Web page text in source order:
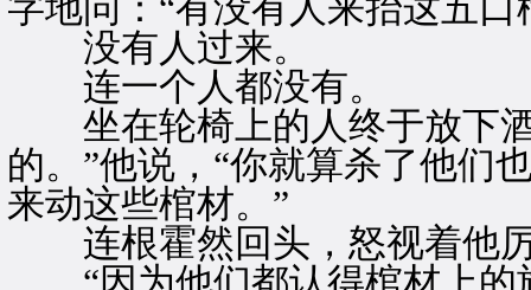
字地问：“有没有人来抬这五口
没有人过来。
连一个人都没有。
坐在轮椅上的人终于放下酒
的。”他说，“你就算杀了他们
来动这些棺材。”
连根霍然回头，怒视着他厉